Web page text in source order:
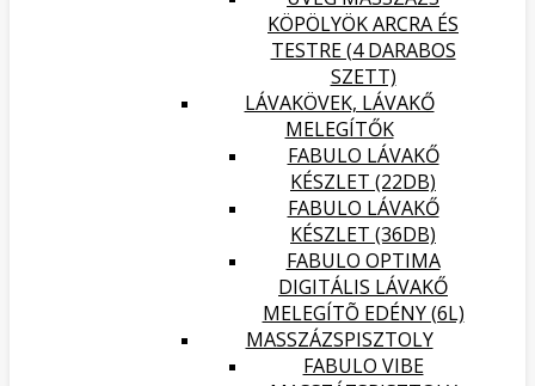
KÖPÖLYÖK ARCRA ÉS
TESTRE (4 DARABOS
SZETT)
LÁVAKÖVEK, LÁVAKŐ
MELEGÍTŐK
FABULO LÁVAKŐ
KÉSZLET (22DB)
FABULO LÁVAKŐ
KÉSZLET (36DB)
FABULO OPTIMA
DIGITÁLIS LÁVAKŐ
MELEGÍTÕ EDÉNY (6L)
MASSZÁZSPISZTOLY
FABULO VIBE